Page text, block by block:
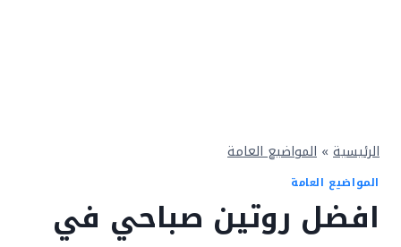
الرئيسية » المواضيع العامة
المواضيع العامة
افضل روتين صباحي في